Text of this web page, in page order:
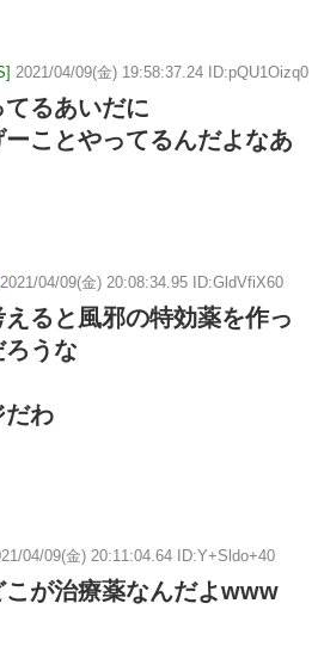
2021/04/09(金) 19:58:37.24 ID:pQU1Oizq0
るあいだに
ことやってるんだよなあ
2021/04/09(金) 20:08:34.95 ID:GldVfiX60
ると風邪の特効薬を作っ
ろうな
だわ
04/09(金) 20:11:04.64 ID:Y+Sldo+40
が治療薬なんだよwww